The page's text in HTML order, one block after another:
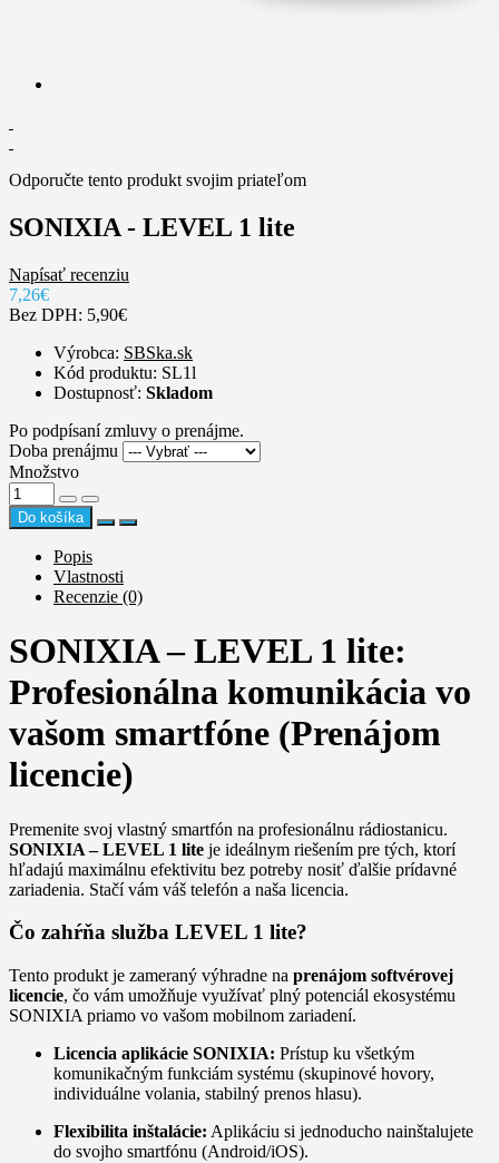
Odporučte tento produkt svojim priateľom
SONIXIA - LEVEL 1 lite
Napísať recenziu
7,26€
Bez DPH: 5,90€
Výrobca: SBSka.sk
Kód produktu: SL1l
Dostupnosť: Skladom
Po podpísaní zmluvy o prenájme.
Doba prenájmu
Množstvo
Do košíka
Popis
Vlastnosti
Recenzie (0)
SONIXIA – LEVEL 1 lite:
Profesionálna komunikácia vo
vašom smartfóne (Prenájom
licencie)
Premenite svoj vlastný smartfón na profesionálnu rádiostanicu.
SONIXIA – LEVEL 1 lite je ideálnym riešením pre tých, ktorí
hľadajú maximálnu efektivitu bez potreby nosiť ďalšie prídavné
zariadenia. Stačí vám váš telefón a naša licencia.
Čo zahŕňa služba LEVEL 1 lite?
Tento produkt je zameraný výhradne na prenájom softvérovej
licencie, čo vám umožňuje využívať plný potenciál ekosystému
SONIXIA priamo vo vašom mobilnom zariadení.
Licencia aplikácie SONIXIA: Prístup ku všetkým
komunikačným funkciám systému (skupinové hovory,
individuálne volania, stabilný prenos hlasu).
Flexibilita inštalácie: Aplikáciu si jednoducho nainštalujete
do svojho smartfónu (Android/iOS).